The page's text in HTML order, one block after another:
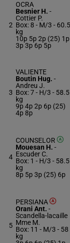
2
OCRA
Besnier H. -
Cottier P.
Box: 8 - M/3 - 60.5
kg
10p 5p 2p (25) 1p
3p 3p 6p 5p
3
VALIENTE
Boutin Hug. -
Andreu J.
Box: 7 - H/3 - 58.5
kg
9p 4p 2p 6p (25)
4p 8p
4
COUNSELOR
Mouesan H. -
Escuder C.
Box: 1 - H/3 - 58.5
kg
8p 5p 3p (25) 6p
5
PERSIANA
Orani Ant. -
Scandella-lacaille
Mme M.
Box: 11 - M/3 - 58
kg